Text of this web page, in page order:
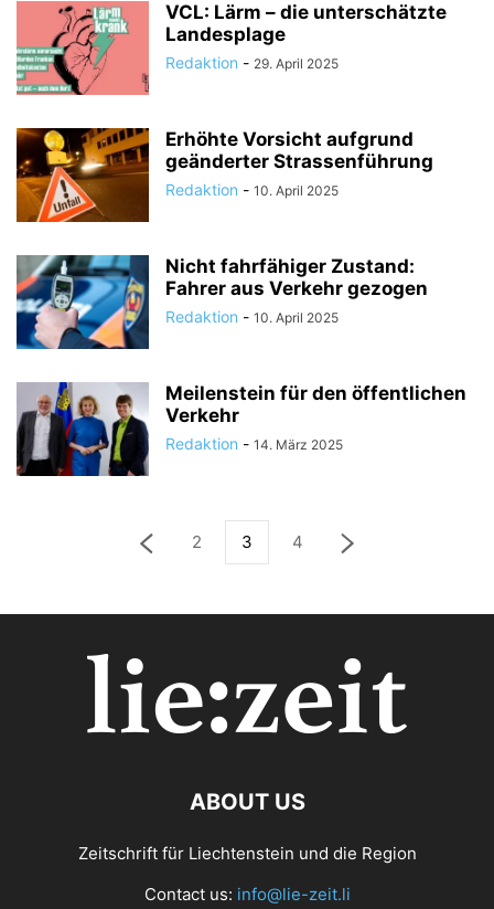
VCL: Lärm – die unterschätzte
Landesplage
Redaktion - 29. April 2025
Erhöhte Vorsicht aufgrund
geänderter Strassenführung
Redaktion - 10. April 2025
Nicht fahrfähiger Zustand:
Fahrer aus Verkehr gezogen
Redaktion - 10. April 2025
Meilenstein für den öffentlichen
Verkehr
Redaktion - 14. März 2025
2 3 4
ABOUT US
Zeitschrift für Liechtenstein und die Region
Contact us: info@lie-zeit.li